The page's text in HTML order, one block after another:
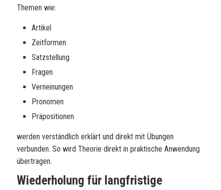
Themen wie:
Artikel
Zeitformen
Satzstellung
Fragen
Verneinungen
Pronomen
Präpositionen
werden verständlich erklärt und direkt mit Übungen
verbunden. So wird Theorie direkt in praktische Anwendung
übertragen.
Wiederholung für langfristige